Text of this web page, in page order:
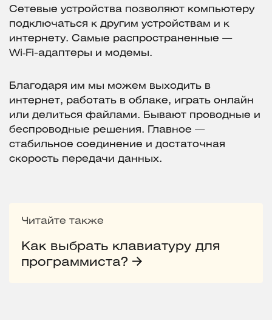
Сетевые устройства позволяют компьютеру
подключаться к другим устройствам и к
интернету. Самые распространенные —
Wi‑Fi-адаптеры и модемы.
Благодаря им мы можем выходить в
интернет, работать в облаке, играть онлайн
или делиться файлами. Бывают проводные и
беспроводные решения. Главное —
стабильное соединение и достаточная
скорость передачи данных.
Читайте также
Как выбрать клавиатуру для
программиста?